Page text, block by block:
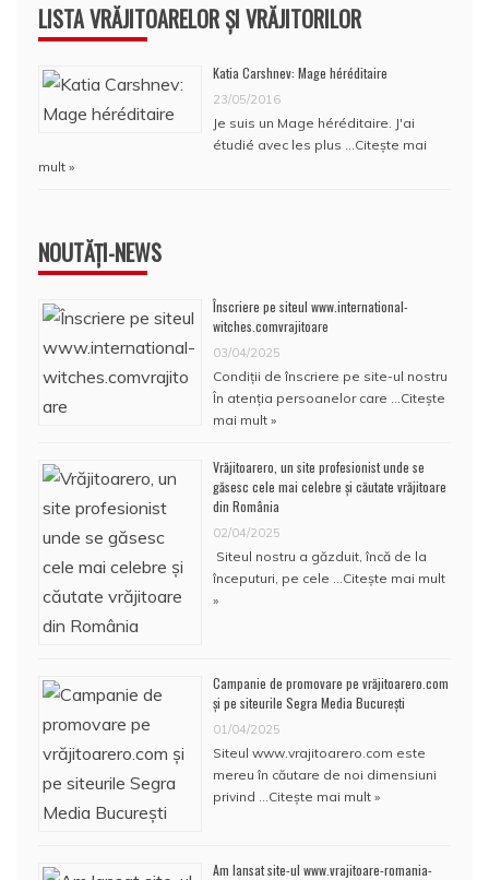
LISTA VRĂJITOARELOR ȘI VRĂJITORILOR
Katia Carshnev: Mage héréditaire
23/05/2016
Je suis un Mage héréditaire. J'ai
étudié avec les plus … Citește mai
mult »
NOUTĂȚI-NEWS
Înscriere pe siteul www.international-
witches.comvrajitoare
03/04/2025
Condiţii de înscriere pe site-ul nostru
În atenţia persoanelor care … Citește
mai mult »
Vrăjitoarero, un site profesionist unde se
găsesc cele mai celebre și căutate vrăjitoare
din România
02/04/2025
Siteul nostru a găzduit, încă de la
începuturi, pe cele … Citește mai mult
»
Campanie de promovare pe vrăjitoarero.com
și pe siteurile Segra Media București
01/04/2025
Siteul www.vrajitoarero.com este
mereu în căutare de noi dimensiuni
privind … Citește mai mult »
Am lansat site-ul www.vrajitoare-romania-